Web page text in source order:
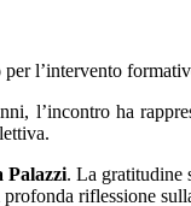
per l’intervento
l’incontro ha
Palazzi. La gratitudine
riflessione